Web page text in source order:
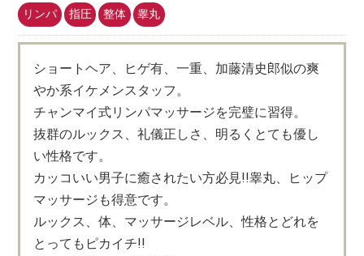
リンパ 指圧 整体 睾丸
ショートヘア、ヒゲ有、一重、加藤清史郎似の爽
やか系イケメンスタッフ。
チャンマイ式リンパマッサージを完璧に習得。
抜群のルックス、礼儀正しさ、明るくとても優し
い性格です。
カッコいい男子に癒されたい方必見!!睾丸、ヒップ
マッサージも得意です。
ルックス、体、マッサージレベル、性格とどれを
とってもピカイチ!!